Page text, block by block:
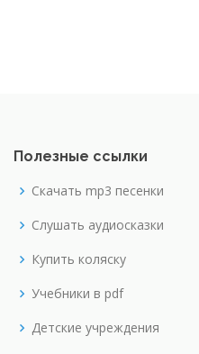
Полезные ссылки
Скачать mp3 песенки
Слушать аудиосказки
Купить коляску
Учебники в pdf
Детские учреждения